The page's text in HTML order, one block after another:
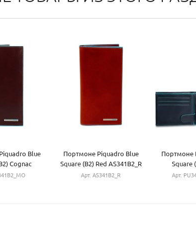
Blue
Cognac
Портмоне Piquadro Blue
Square (B2) Red AS341B2_R
Арт. AS341B2_R
Портмоне
Square
Арт.